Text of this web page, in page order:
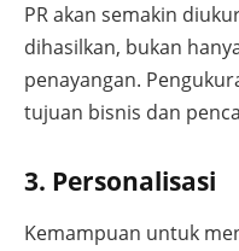
PR akan semakin
dihasilkan, bukan
penayangan.
tujuan bisnis dan
3. Personalisasi
Kemampuan untuk